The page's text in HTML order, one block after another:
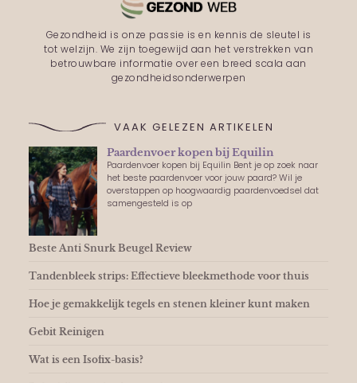
Gezondheid is onze passie is en kennis de sleutel is
tot welzijn. We zijn toegewijd aan het verstrekken van
betrouwbare informatie over een breed scala aan
gezondheidsonderwerpen
VAAK GELEZEN ARTIKELEN
Paardenvoer kopen bij Equilin
Paardenvoer kopen bij Equilin Bent je op zoek naar
het beste paardenvoer voor jouw paard? Wil je
overstappen op hoogwaardig paardenvoedsel dat
samengesteld is op
Beste Anti Snurk Beugel Review
Tandenbleek strips: Effectieve bleekmethode voor thuis
Hoe je gemakkelijk tegels en stenen kleiner kunt maken
Gebit Reinigen
Wat is een Isofix-basis?